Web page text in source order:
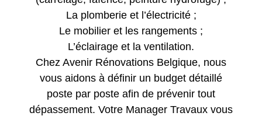
La plomberie et l’électricité ;
Le mobilier et les rangements ;
L’éclairage et la ventilation.
Chez Avenir Rénovations Belgique, nous
vous aidons à définir un budget détaillé
poste par poste afin de prévenir tout
dépassement. Votre Manager Travaux vous